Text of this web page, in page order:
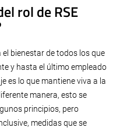
rol de RSE
bienestar de todos los que
y hasta el último empleado
es lo que mantiene viva a la
manera, esto se
principios, pero
medidas que se